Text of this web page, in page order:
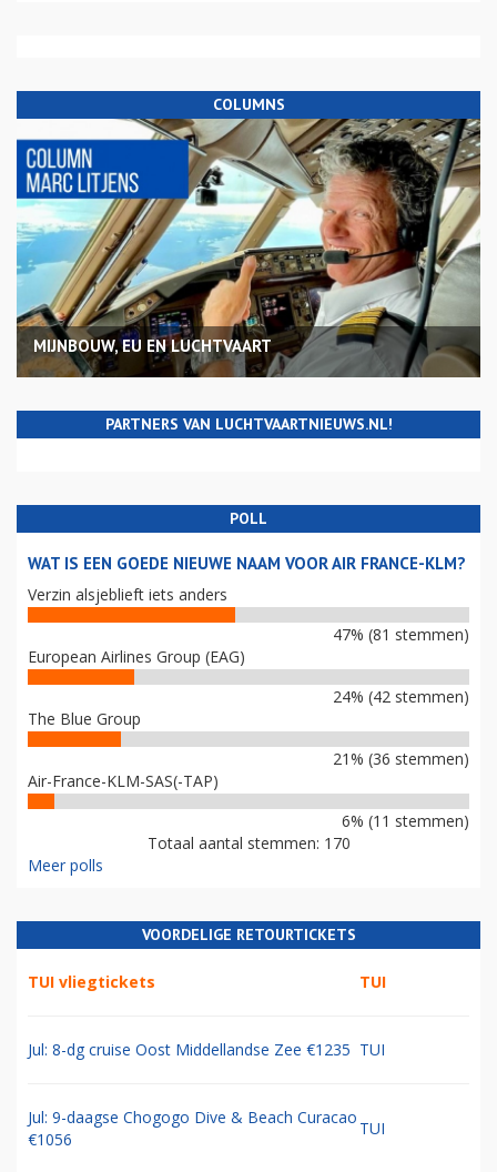
COLUMNS
MIJNBOUW, EU EN LUCHTVAART
PARTNERS VAN LUCHTVAARTNIEUWS.NL!
POLL
WAT IS EEN GOEDE NIEUWE NAAM VOOR AIR FRANCE-KLM?
Verzin alsjeblieft iets anders
47% (81 stemmen)
European Airlines Group (EAG)
24% (42 stemmen)
The Blue Group
21% (36 stemmen)
Air-France-KLM-SAS(-TAP)
6% (11 stemmen)
Totaal aantal stemmen: 170
Meer polls
VOORDELIGE RETOURTICKETS
TUI vliegtickets TUI
Jul: 8-dg cruise Oost Middellandse Zee €1235 TUI
Jul: 9-daagse Chogogo Dive & Beach Curacao
€1056
TUI